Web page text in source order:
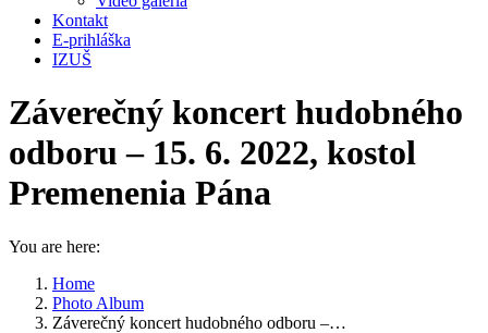
Kontakt
E-prihláška
IZUŠ
Záverečný koncert hudobného
odboru – 15. 6. 2022, kostol
Premenenia Pána
You are here:
Home
Photo Album
Záverečný koncert hudobného odboru –…